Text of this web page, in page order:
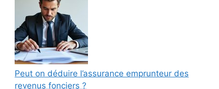
Peut on déduire l’assurance emprunteur des
revenus fonciers ?